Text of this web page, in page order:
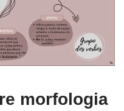
morfologia